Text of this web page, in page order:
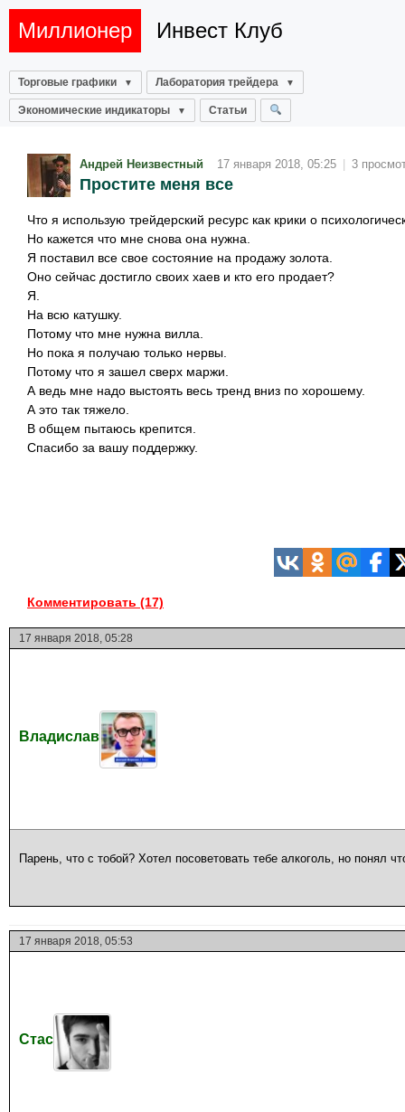
Миллионер Инвест Клуб
Торговые графики Лаборатория трейдера
Экономические индикаторы Статьи
Андрей Неизвестный 17 января 2018, 05:25 | 3
Простите меня все
Что я использую трейдерский ресурс как крики о
Но кажется что мне снова она нужна.
Я поставил все свое состояние на продажу золота.
Оно сейчас достигло своих хаев и кто его продает?
Я.
На всю катушку.
Потому что мне нужна вилла.
Но пока я получаю только нервы.
Потому что я зашел сверх маржи.
А ведь мне надо выстоять весь тренд вниз по хорошему.
А это так тяжело.
В общем пытаюсь крепится.
Спасибо за вашу поддержку.
Комментировать (17)
17 января 2018, 05:28
Владислав
Парень, что с тобой? Хотел посоветовать тебе алкоголь, но понял
17 января 2018, 05:53
Стас